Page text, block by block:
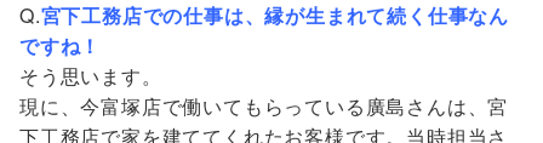
Q.宮下工務店での仕事は、縁が生まれて続く仕事なん
ですね！
そう思います。
現に、今富塚店で働いてもらっている廣島さんは、宮
下工務店で家を建ててくれたお客様です。当時担当さ